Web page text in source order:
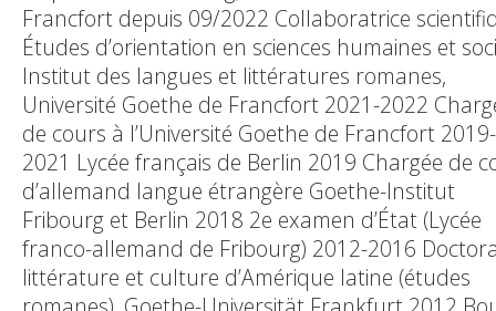
Francfort depuis 09/2022 Collaboratrice
Études d’orientation en sciences humaines et
Institut des langues et littératures romanes,
Université Goethe de Francfort 2021-2022
de cours à l’Université Goethe de Francfort 2019-
2021 Lycée français de Berlin 2019 Chargée de
d’allemand langue étrangère Goethe-Institut
Fribourg et Berlin 2018 2e examen d’État (Lycée
franco-allemand de Fribourg) 2012-2016
littérature et culture d’Amérique latine (études